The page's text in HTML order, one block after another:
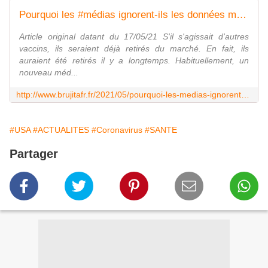
Pourquoi les #médias ignorent-ils les données montrant un pic de mortalité massif lié au #vaccin #COVID-19 ? - MOINS de BIENS PLUS de LIENS
Article original datant du 17/05/21 S'il s'agissait d'autres
vaccins, ils seraient déjà retirés du marché. En fait, ils
auraient été retirés il y a longtemps. Habituellement, un
nouveau méd...
#USA #ACTUALITES #Coronavirus #SANTE
Partager